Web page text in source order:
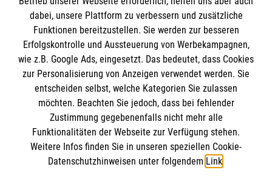
Impressum
Datenschutz
Barrierefreiheit
Kontakt
Die Malteser
Malteser in Deutschland
Malteserorden
Sharepoint
Spendenkonto
dabei, unsere Plattform zu verbessern und zusätzliche
Funktionen bereitzustellen. Sie werden zur besseren
Erfolgskontrolle und Aussteuerung von Werbekampagnen,
wie z.B. Google Ads, eingesetzt. Das bedeutet, dass Cookies
zur Personalisierung von Anzeigen verwendet werden. Sie
entscheiden selbst, welche Kategorien Sie zulassen
möchten. Beachten Sie jedoch, dass bei fehlender
Zustimmung gegebenenfalls nicht mehr alle
Funktionalitäten der Webseite zur Verfügung stehen.
Weitere Infos finden Sie in unseren speziellen Cookie-
Datenschutzhinweisen unter folgendem Link.